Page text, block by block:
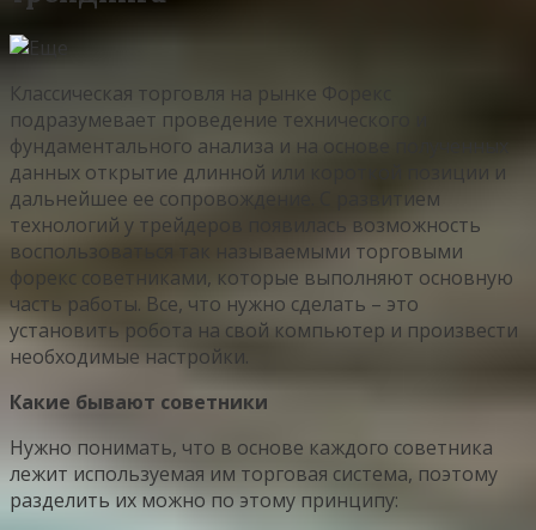
Классическая торговля на рынке Форекс
подразумевает проведение технического и
фундаментального анализа и на основе полученных
данных открытие длинной или короткой позиции и
дальнейшее ее сопровождение. С развитием
технологий у трейдеров появилась возможность
воспользоваться так называемыми торговыми
форекс советниками, которые выполняют основную
часть работы. Все, что нужно сделать – это
установить робота на свой компьютер и произвести
необходимые настройки.
Какие бывают советники
Нужно понимать, что в основе каждого советника
лежит используемая им торговая система, поэтому
разделить их можно по этому принципу: